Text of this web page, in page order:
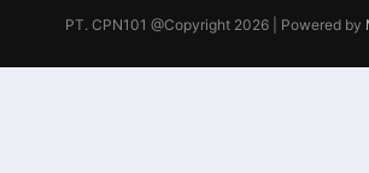
PT. CPN101 @Copyright 2026 | Powered by